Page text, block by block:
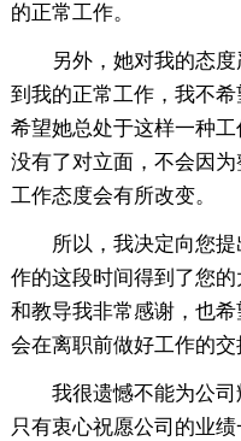
的正常工作。
另外，她对我的态
到我的正常工作，我不
希望她总处于这样一种
没有了对立面，不会因
工作态度会有所改变。
所以，我决定向您
作的这段时间得到了您
和教导我非常感谢，也
会在离职前做好工作的交
我很遗憾不能为公
只有衷心祝愿公司的业